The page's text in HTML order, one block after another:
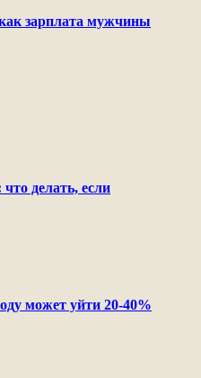
зарплата мужчины
делать, если
может уйти 20-40%